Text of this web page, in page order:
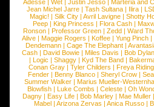
Adesse |Wet |Justin Jesso |Marteria and
Jean Michel Jarre |Tash Sultana | Ilira |
Magic! | Silk City | Avril Lavigne | Shotty
Peep |King Princess |Flora Cash |
Ronson |Professor Green |Zedd |Ward
Alive |Maggie Rogers |Koffee |Yung Pinch |
Dendemann |Cage The Elephant |
Cash | David Bowie | Miles Davis | Bob Dylan
|Logic |Shaggy |Kyd The Band |
Conan Gray |Tyler Childers |Freya
Fender |Benny Blanco |Sheryl Crow |
Summer Walker |Marius Mueller-
Blowfish | Luke Combs | Celeste | Oh
Dagny |Easy Life |Bob Marley |Mae Muller
Mabel |Arizona Zervas |Anica Russo |